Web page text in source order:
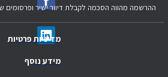
מדיניות פרטיות
מידע נוסף
ההרשמה מהווה הסכמה לקבלת דיוור ישיר ופרסומים